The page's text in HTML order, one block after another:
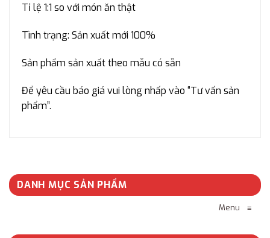
Tỉ lệ 1:1 so với món ăn thật
Tình trạng: Sản xuất mới 100%
Sản phẩm sản xuất theo mẫu có sẵn
Để yêu cầu báo giá vui lòng nhấp vào “Tư vấn sản
phẩm”.
DANH MỤC SẢN PHẨM
Menu ≡